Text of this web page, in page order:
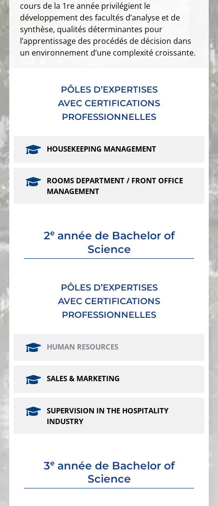
cours de la 1re année privilégient le
développement des facultés d’analyse et de
synthèse, qualités déterminantes pour
l’apprentissage des procédés de décision dans
un environnement d’une complexité croissante.
PÔLES D’EXPERTISES
AVEC CERTIFICATIONS
PROFESSIONNELLES
HOUSEKEEPING MANAGEMENT
ROOMS DEPARTMENT / FRONT OFFICE
MANAGEMENT
2eannée de Bachelor of
Science
PÔLES D’EXPERTISES
AVEC CERTIFICATIONS
PROFESSIONNELLES
HUMAN RESOURCES
SALES & MARKETING
SUPERVISION IN THE HOSPITALITY
INDUSTRY
3eannée de Bachelor of
Science